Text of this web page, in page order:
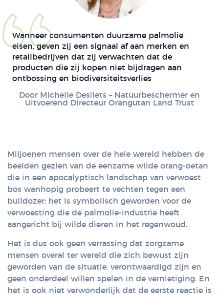
Wanneer consumenten duurzame palmolie
eisen, geven zij een signaal af aan merken en
retailbedrijven dat zij verwachten dat de
producten die zij kopen niet bijdragen aan
ontbossing en biodiversiteitsverlies
Door Michelle Desilets – Natuurbeschermer en
Uitvoerend Directeur Orangutan Land Trust
Miljoenen mensen over de hele wereld hebben de
beelden gezien van de eenzame wilde orang-oetan
die in een apocalyptisch landschap van verwoest
bos wanhopig probeert te vechten tegen een
bulldozer; het is symbolisch geworden voor de
verwoesting die de palmolie-industrie heeft
aangericht bij wilde dieren in het regenwoud.
Het is dus ook geen verrassing dat zorgzame
mensen overal ter wereld die zich bewust zijn
geworden van de situatie, verontwaardigd zijn en
geen onderdeel willen spelen in de vernietiging. En
het is ook niet verwonderlijk dat de eerste reactie is